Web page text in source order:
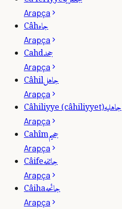
Arapça
Câhجاه
Arapça
Cahdجحد
Arapça
Câhilجاهل
Arapça
Câhiliyye (câhiliyyet)جاهليه
Arapça
Cahîmجحيم
Arapça
Câifeجائفه
Arapça
Câihaجائحه
Arapça